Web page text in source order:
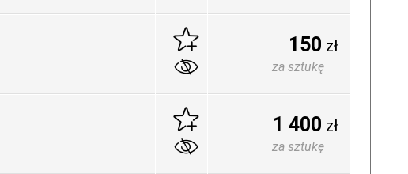
150 zł
za sztukę
1 400 zł
za sztukę